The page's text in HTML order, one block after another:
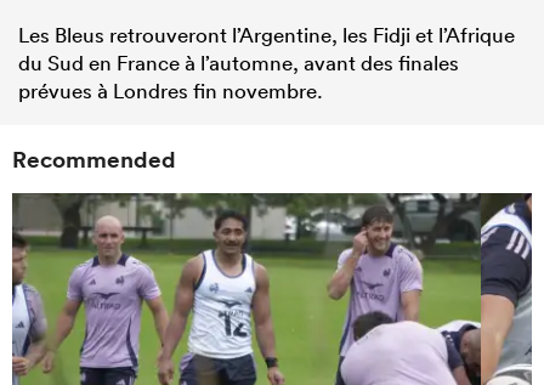
Les Bleus retrouveront l’Argentine, les Fidji et l’Afrique
du Sud en France à l’automne, avant des finales
prévues à Londres fin novembre.
Recommended